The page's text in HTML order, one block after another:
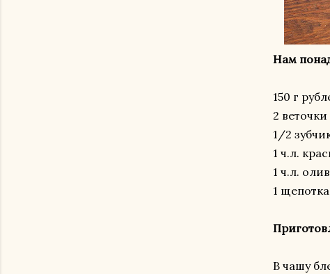
Нам
150 г
2
1/2
1 ч.л.
1 ч.л.
1
В чашу